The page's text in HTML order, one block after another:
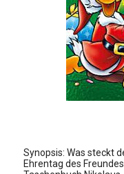
Synopsis: Was steckt
Ehrentag des